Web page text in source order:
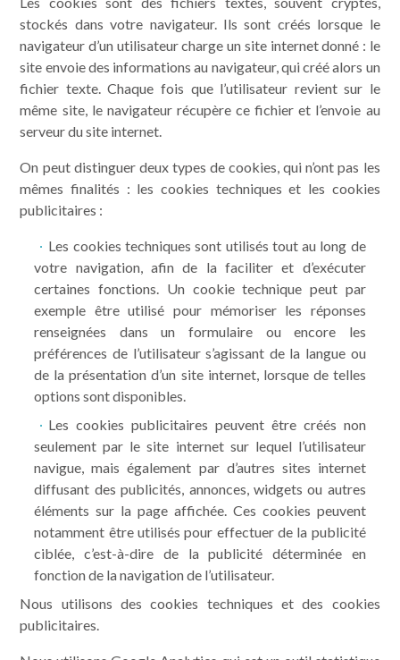
Emplacements
Piscine
Animations
Alentours
Landes
Pratique
Camping pas cher
stockés dans votre navigateur. Ils sont créés lorsque le
navigateur d’un utilisateur charge un site internet donné : le
site envoie des informations au navigateur, qui créé alors un
fichier texte. Chaque fois que l’utilisateur revient sur le
même site, le navigateur récupère ce fichier et l’envoie au
serveur du site internet.
On peut distinguer deux types de cookies, qui n’ont pas les
mêmes finalités : les cookies techniques et les cookies
publicitaires :
Les cookies techniques sont utilisés tout au long de
votre navigation, afin de la faciliter et d’exécuter
certaines fonctions. Un cookie technique peut par
exemple être utilisé pour mémoriser les réponses
renseignées dans un formulaire ou encore les
préférences de l’utilisateur s’agissant de la langue ou
de la présentation d’un site internet, lorsque de telles
options sont disponibles.
Les cookies publicitaires peuvent être créés non
seulement par le site internet sur lequel l’utilisateur
navigue, mais également par d’autres sites internet
diffusant des publicités, annonces, widgets ou autres
éléments sur la page affichée. Ces cookies peuvent
notamment être utilisés pour effectuer de la publicité
ciblée, c’est-à-dire de la publicité déterminée en
fonction de la navigation de l’utilisateur.
Nous utilisons des cookies techniques et des cookies
publicitaires.